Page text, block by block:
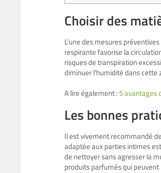
Choisir des
L’une des mesures
respirante favorise la
risques de transpiration
diminuer l’humidité dans cette
A lire également :5 avantages
Les bonnes
Il est vivement recommandé
adaptée aux parties intimes
de nettoyer sans agresser la
produits parfumés qui